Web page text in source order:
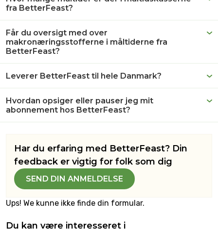
fra BetterFeast?
Får du oversigt med over
makronæringsstofferne i måltiderne fra
BetterFeast?
Leverer BetterFeast til hele Danmark?
Hvordan opsiger eller pauser jeg mit
abonnement hos BetterFeast?
Har du erfaring med BetterFeast? Din
feedback er vigtig for folk som dig
SEND DIN ANMELDELSE
Ups! We kunne ikke finde din formular.
Du kan være interesseret i